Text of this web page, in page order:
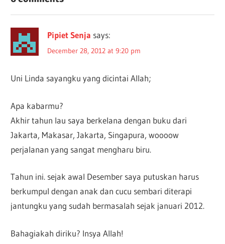
Pipiet Senja says:
December 28, 2012 at 9:20 pm
Uni Linda sayangku yang dicintai Allah;
Apa kabarmu?
Akhir tahun lau saya berkelana dengan buku dari
Jakarta, Makasar, Jakarta, Singapura, woooow
perjalanan yang sangat mengharu biru.
Tahun ini. sejak awal Desember saya putuskan harus
berkumpul dengan anak dan cucu sembari diterapi
jantungku yang sudah bermasalah sejak januari 2012.
Bahagiakah diriku? Insya Allah!